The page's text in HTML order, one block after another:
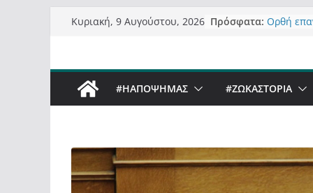
Μετάβαση
Κυριακή, 9 Αυγούστου, 2026 Πρόσφατα: Ορθή
Sky στην
Πόσο
σε
#ΗΑΠΟΨΗΜΑΣ #ZΩΚΑΣΤΟΡΙΑ